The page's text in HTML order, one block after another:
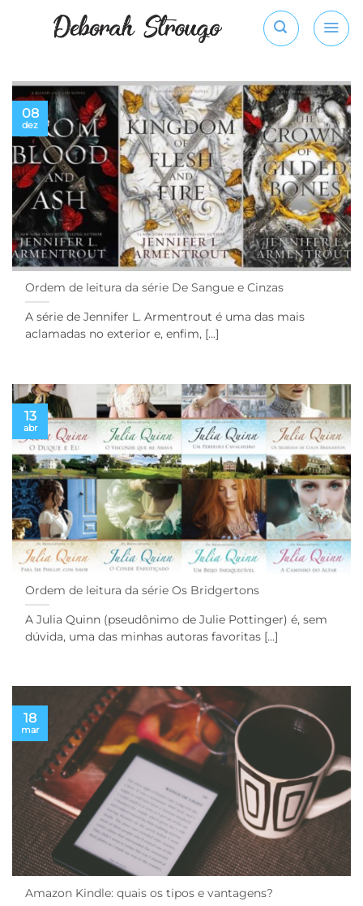
Ordem de leitura da série De Sangue e Cinzas
A série de Jennifer L. Armentrout é uma das mais
aclamadas no exterior e, enfim, [...]
08
dez
Ordem de leitura da série Os Bridgertons
A Julia Quinn (pseudônimo de Julie Pottinger) é, sem
dúvida, uma das minhas autoras favoritas [...]
13
abr
Amazon Kindle: quais os tipos e vantagens?
18
mar